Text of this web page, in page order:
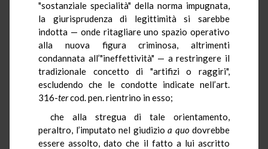
"sostanziale specialità" della norma impugnata,
la giurisprudenza di legittimità si sarebbe
indotta — onde ritagliare uno spazio operativo
alla nuova figura criminosa, altrimenti
condannata all’"ineffettività" — a restringere il
tradizionale concetto di "artifizi o raggiri",
escludendo che le condotte indicate nell’art.
316-tercod. pen. rientrino in esso;
che alla stregua di tale orientamento,
peraltro, l’imputato nel giudizio a quodovrebbe
essere assolto, dato che il fatto a lui ascritto